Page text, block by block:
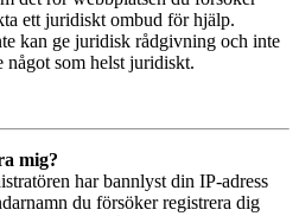
ett juridiskt ombud för hjälp.
kan ge juridisk rådgivning och inte
något som helst juridiskt.
mig?
har bannlyst din IP-adress
du försöker registrera dig